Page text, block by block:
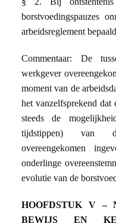
borstvoedingspauzes
arbeidsreglement
Commentaar: De
werkgever
moment van de
het vanzelfsprekend dat
steeds de
tijdstippen) van
overeengekomen
onderlinge
evolutie van de
HOOFDSTUK V –
BEWIJS EN